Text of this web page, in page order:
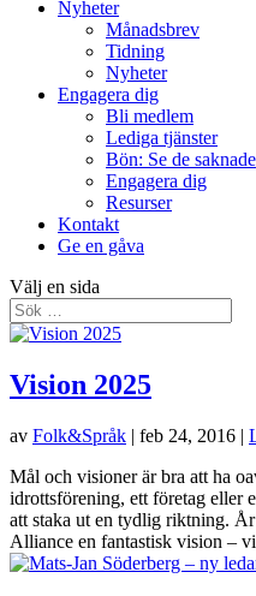
Nyheter
Månadsbrev
Tidning
Nyheter
Engagera dig
Bli medlem
Lediga tjänster
Bön: Se de saknade
Engagera dig
Resurser
Kontakt
Ge en gåva
Välj en sida
Vision 2025
av Folk&Språk | feb 24, 2016 |
Mål och visioner är bra att ha
idrottsförening, ett företag eller
att staka ut en tydlig riktning.
Alliance en fantastisk vision –